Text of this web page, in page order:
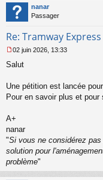
nanar
Passager
Re: Tramway
e
s
g
n
o
n
u
02 juin 2026, 13:33
Salut
Une pétition est lancée
Pour en savoir plus et pour
A+
nanar
"Si vous ne considérez
solution pour
problème"